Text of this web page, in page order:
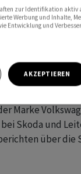
Watzinger
Scholz mit der
Pop und
Marke
Skoda und
über die
zur Identifikation aktiv
Werbung und Inhalte,
Entwicklung und
AKZEPTIEREN